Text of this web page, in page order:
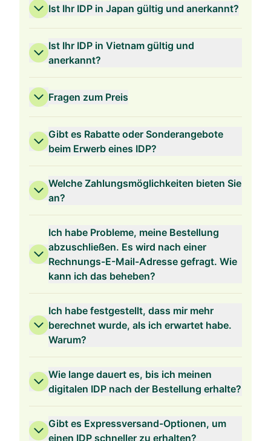
Ist Ihr IDP in Japan gültig und anerkannt?
Ist Ihr IDP in Vietnam gültig und
anerkannt?
Fragen zum Preis
3 Jahre Gültigkeit
2 Jahre Gültigkeit
Gibt es Rabatte oder Sonderangebote
beim Erwerb eines IDP?
Welche Zahlungsmöglichkeiten bieten Sie
an?
Ich habe Probleme, meine Bestellung
abzuschließen. Es wird nach einer
Rechnungs-E-Mail-Adresse gefragt. Wie
kann ich das beheben?
Ich habe festgestellt, dass mir mehr
berechnet wurde, als ich erwartet habe.
Warum?
Wie lange dauert es, bis ich meinen
digitalen IDP nach der Bestellung erhalte?
Gibt es Expressversand-Optionen, um
einen IDP schneller zu erhalten?